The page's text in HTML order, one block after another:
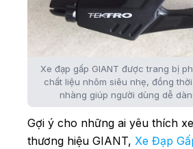
Xe đạp gấp GIANT được trang bị
chất liệu nhôm siêu nhẹ, đồng
nhàng giúp người dùng dễ
Gợi ý cho những ai yêu thích
thương hiệu GIANT, Xe Đạp